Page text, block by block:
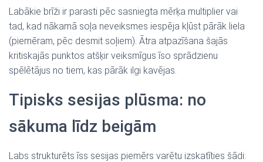
Labākie brīži ir parasti pēc sasniegta mērķa multiplier vai
tad, kad nākamā soļa neveiksmes iespēja kļūst pārāk liela
(piemēram, pēc desmit soļiem). Ātra atpazīšana šajās
kritiskajās punktos atšķir veiksmīgus īso sprādzienu
spēlētājus no tiem, kas pārāk ilgi kavējas.
Tipisks sesijas plūsma: no
sākuma līdz beigām
Labs strukturēts īss sesijas piemērs varētu izskatīties šādi: